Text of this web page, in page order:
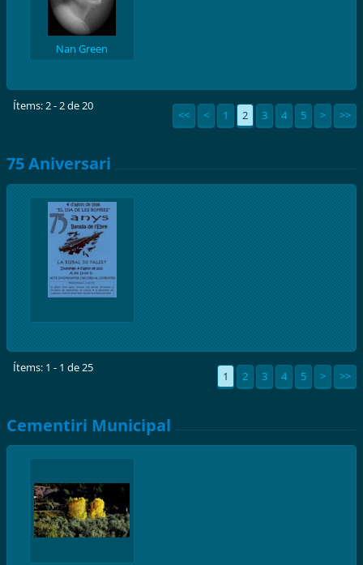
Nan Green
Ítems: 2 - 2 de 20
<< < 1 2 3 4 5 > >>
75 Aniversari
Ítems: 1 - 1 de 25
1 2 3 4 5 > >>
Cementiri Municipal